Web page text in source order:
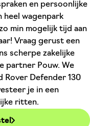
en persoonlijke
heel wagenpark
min mogelijk tijd aan
Vraag gerust een
scherpe zakelijke
partner Pouw. We
Rover Defender 130
je in een
ritten.